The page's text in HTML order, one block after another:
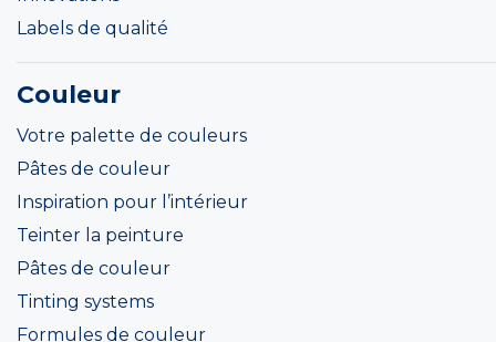
Labels de qualité
Couleur
Votre palette de couleurs
Pâtes de couleur
Inspiration pour l’intérieur
Teinter la peinture
Pâtes de couleur
Tinting systems
Formules de couleur